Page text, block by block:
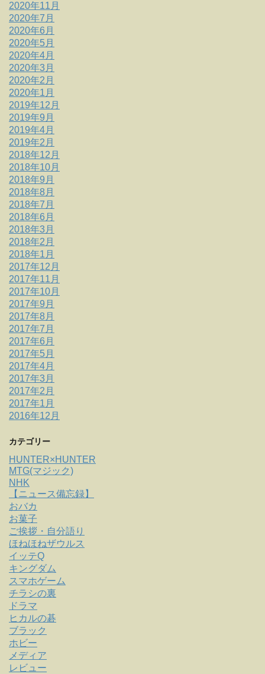
2020年11月
2020年7月
2020年6月
2020年5月
2020年4月
2020年3月
2020年2月
2020年1月
2019年12月
2019年9月
2019年4月
2019年2月
2018年12月
2018年10月
2018年9月
2018年8月
2018年7月
2018年6月
2018年3月
2018年2月
2018年1月
2017年12月
2017年11月
2017年10月
2017年9月
2017年8月
2017年7月
2017年6月
2017年5月
2017年4月
2017年3月
2017年2月
2017年1月
2016年12月
カテゴリー
HUNTER×HUNTER
MTG(マジック)
NHK
【ニュース備忘録】
おバカ
お菓子
ご挨拶・自分語り
ほねほねザウルス
イッテQ
キングダム
スマホゲーム
チラシの裏
ドラマ
ヒカルの碁
ブラック
ホビー
メディア
レビュー